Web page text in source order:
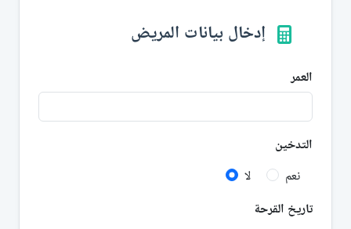
إدخال بيانات المريض
العمر
التدخين
نعم
لا
تاريخ القرحة